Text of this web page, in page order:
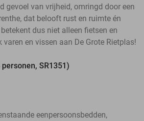
gevoel van vrijheid, omringd door een
dat belooft rust en ruimte én
dus niet alleen fietsen en
en vissen aan De Grote Rietplas!
SR1351)
eenpersoonsbedden,